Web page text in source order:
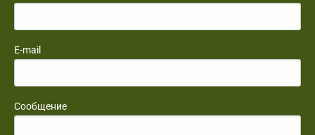
E-mail
Сообщение